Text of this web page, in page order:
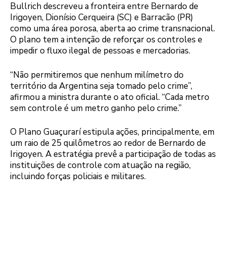
Bullrich descreveu a fronteira entre Bernardo de
Irigoyen, Dionísio Cerqueira (SC) e Barracão (PR)
como uma área porosa, aberta ao crime transnacional.
O plano tem a intenção de reforçar os controles e
impedir o fluxo ilegal de pessoas e mercadorias.
“Não permitiremos que nenhum milímetro do
território da Argentina seja tomado pelo crime”,
afirmou a ministra durante o ato oficial. “Cada metro
sem controle é um metro ganho pelo crime.”
O Plano Guaçurarí estipula ações, principalmente, em
um raio de 25 quilômetros ao redor de Bernardo de
Irigoyen. A estratégia prevê a participação de todas as
instituições de controle com atuação na região,
incluindo forças policiais e militares.